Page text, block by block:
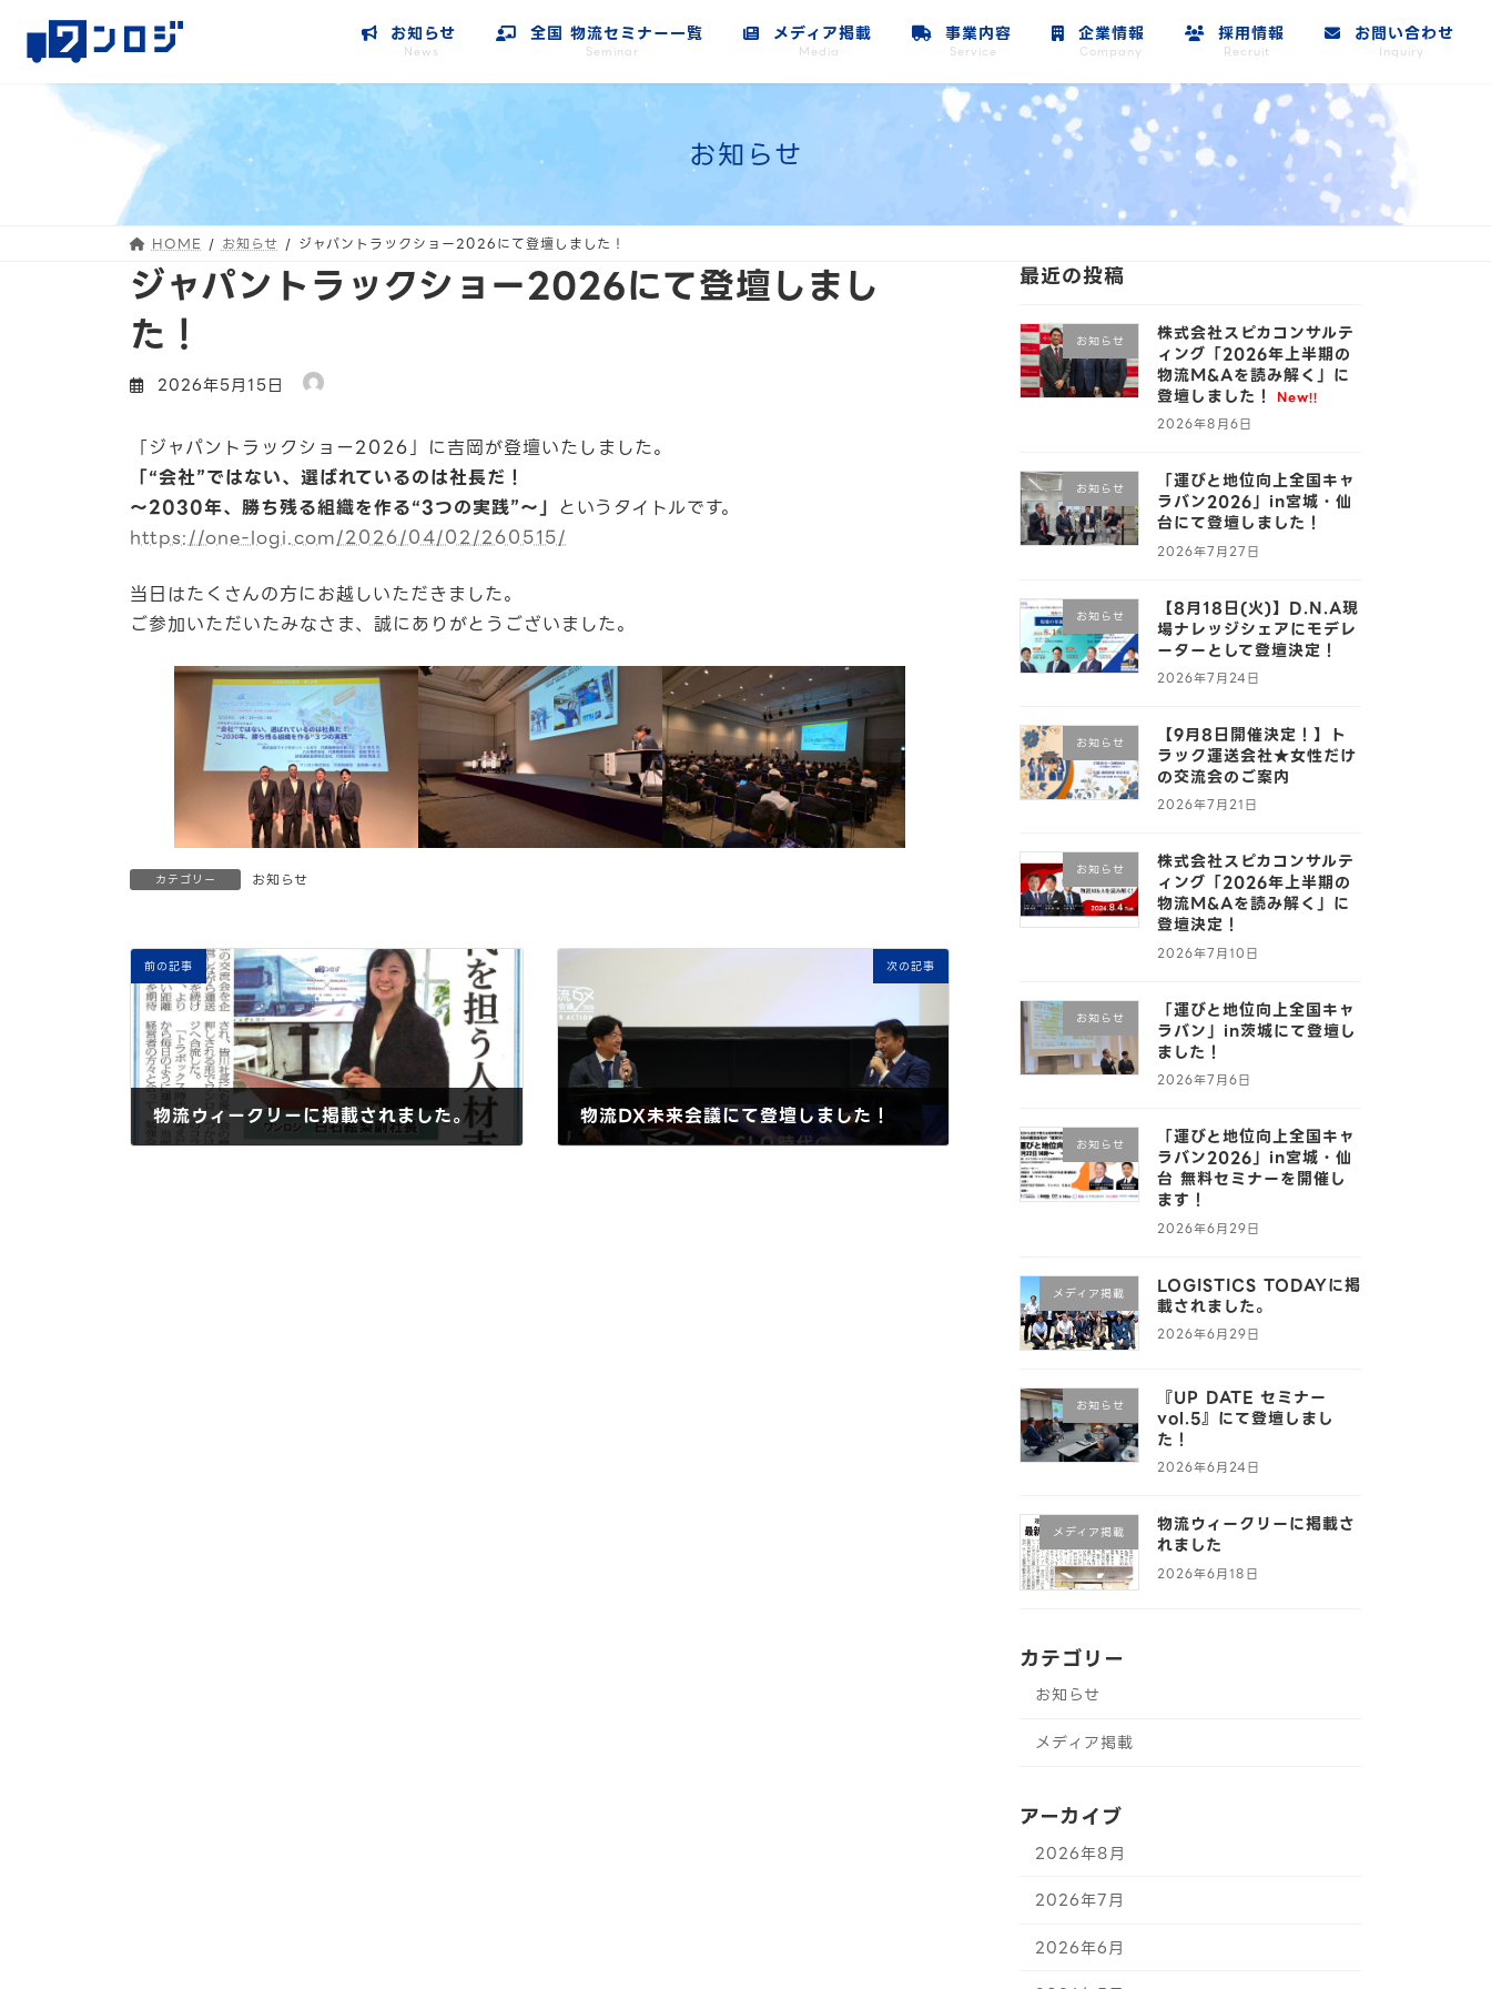
お知らせ
News
全国 物流セミナー一覧
Seminar
メディア掲載
Media
事業内容
Service
企業情報
Company
採用情報
Recruit
お問い合わせ
Inquiry
お知らせ
HOME お知らせ ジャパントラックショー2026にて登壇しました！
ジャパントラックショー2026にて登壇しまし
た！
2026年5月15日
「ジャパントラックショー2026」に吉岡が登壇いたしました。
「“会社”ではない、選ばれているのは社長だ！
～2030年、勝ち残る組織を作る“3つの実践”～」 というタイトルです。
https://one-logi.com/2026/04/02/260515/
当日はたくさんの方にお越しいただきました。
ご参加いただいたみなさま、誠にありがとうございました。
カテゴリー お知らせ
前の記事
物流ウィークリーに掲載されました。
次の記事
物流DX未来会議にて登壇しました！
最近の投稿
お知らせ
株式会社スピカコンサルテ
ィング「2026年上半期の
物流M&Aを読み解く」に
登壇しました！
New!!
2026年8月6日
お知らせ
「運びと地位向上全国キャ
ラバン2026」in宮城・仙
台にて登壇しました！
2026年7月27日
お知らせ
【8月18日(火)】D.N.A現
場ナレッジシェアにモデレ
ーターとして登壇決定！
2026年7月24日
お知らせ
【9月8日開催決定！】ト
ラック運送会社★女性だけ
の交流会のご案内
2026年7月21日
お知らせ
株式会社スピカコンサルテ
ィング「2026年上半期の
物流M&Aを読み解く」に
登壇決定！
2026年7月10日
お知らせ
「運びと地位向上全国キャ
ラバン」in茨城にて登壇し
ました！
2026年7月6日
お知らせ
「運びと地位向上全国キャ
ラバン2026」in宮城・仙
台 無料セミナーを開催し
ます！
2026年6月29日
メディア掲載
LOGISTICS TODAYに掲
載されました。
2026年6月29日
お知らせ
『UP DATE セミナー
vol.5』にて登壇しまし
た！
2026年6月24日
メディア掲載
物流ウィークリーに掲載さ
れました
2026年6月18日
カテゴリー
お知らせ
メディア掲載
アーカイブ
2026年8月
2026年7月
2026年6月